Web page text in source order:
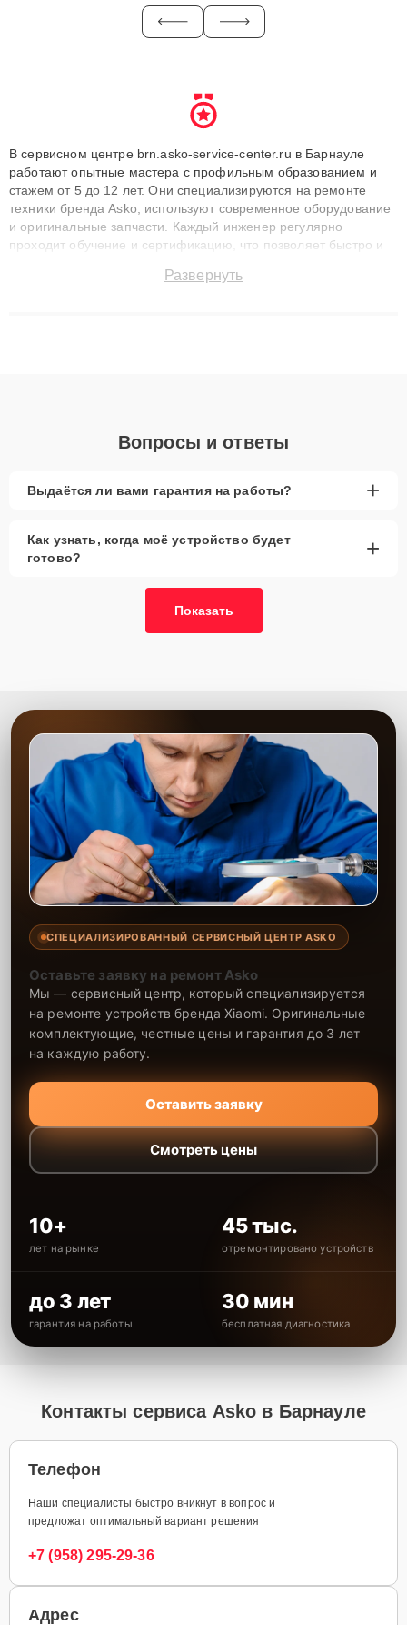
В сервисном центре brn.asko-service-center.ru в Барнауле
работают опытные мастера с профильным образованием и
стажем от 5 до 12 лет. Они специализируются на ремонте
техники бренда Asko, используют современное оборудование
и оригинальные запчасти. Каждый инженер регулярно
проходит обучение и сертификацию, что позволяет быстро и
сохранением гарантии до 3 лет. Наши мастера решают
Развернуть
Вопросы и ответы
Выдаётся ли вами гарантия на работы? +
Как узнать, когда моё устройство будет
готово?
+
Показать
СПЕЦИАЛИЗИРОВАННЫЙ СЕРВИСНЫЙ ЦЕНТР ASKO
Оставьте заявку на ремонт Asko
Мы — сервисный центр, который специализируется
на ремонте устройств бренда Xiaomi. Оригинальные
комплектующие, честные цены и гарантия до 3 лет
на каждую работу.
Оставить заявку
Смотреть цены
10+
лет на рынке
45 тыс.
отремонтировано устройств
до 3 лет
гарантия на работы
30 мин
бесплатная диагностика
Контакты сервиса Asko в Барнауле
Телефон
Наши специалисты быстро вникнут в вопрос и
предложат оптимальный вариант решения
+7 (958) 295-29-36
Адрес